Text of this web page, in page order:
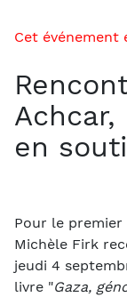
Cet événement
en
Pour le premier
Michèle Firk
jeudi 4
livre "Gaza,